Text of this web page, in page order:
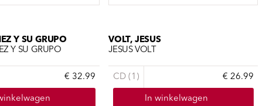
Y SU GRUPO
Y SU GRUPO
€ 32.99
VOLT, JESUS
JESUS VOLT
CD (1) € 26.99
In winkelwagen